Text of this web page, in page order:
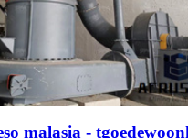
malasia -